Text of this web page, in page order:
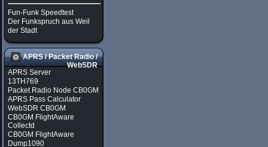
Fun-Funk Speedtest
Der Funkspruch aus Weil
der Stadt
APRS / Packet Radio /
WebSDR
APRS Server
13TH769
Packet Radio Node CB0GM
APRS Pass Calculator
WebSDR CB0GM
CB0GM FlightAware
Collectd
CB0GM FlightAware
Dump1090